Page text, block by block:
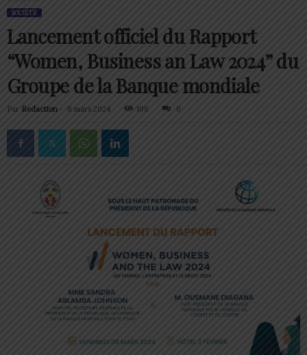
SOCIÉTÉ
Lancement officiel du Rapport
“Women, Business an Law 2024” du
Groupe de la Banque mondiale
Par Redaction - 8 mars 2024 108 0